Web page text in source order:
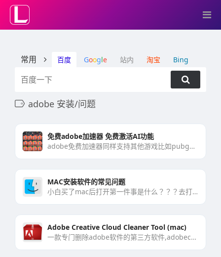
常用 百度 Google 站内 淘宝 Bing
adobe 安装/问题
免费adobe加速器 免费激活AI功能
adobe免费加速器同样支持其他游戏比如pubg等等steam游戏都是支持的下载地址：点我下载&n[…]
MAC安装软件的常见问题
小白买了mac后打开第一件事是什么？？？去打开电脑的任何来源！！！才能安装软件啊啊啊！！！刚用mac的小[…]
Adobe Creative Cloud Cleaner Tool (mac)
一款专门删除adobe软件的第三方软件,adobecreative无法在应用商店删除,请您使用该软件删除[…]